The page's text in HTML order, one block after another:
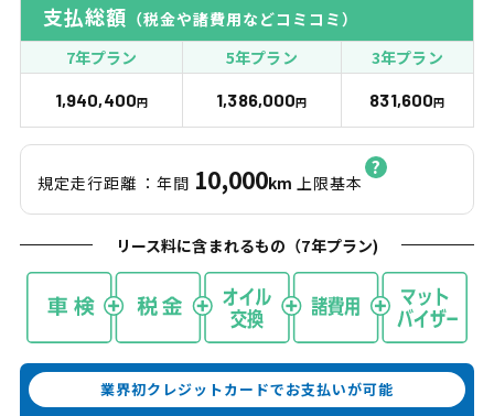
支払総額 （税金や諸費用などコミコミ）
7年プラン
5年プラン 3年プラン
1,940,400円 1,386,000円 831,600円
規定走行距離 ：年間 10,000km 上限基本
リース料に含まれるもの（7年プラン)
業界初クレジットカードでお支払いが可能